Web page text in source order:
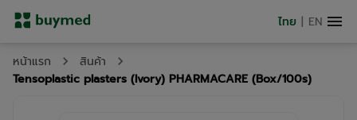
ไทย | EN
หน้าแรก
สินค้า
Tensoplastic plasters (Ivory) PHARMACARE (Box/100s)